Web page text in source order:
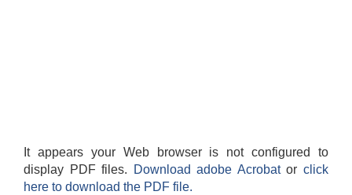
It appears your Web browser is not configured to
display PDF files.
Download adobe Acrobatorclick
here to download the PDF file.